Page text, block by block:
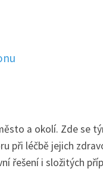
a okolí. Zde se
při léčbě jejich
řešení i složitých